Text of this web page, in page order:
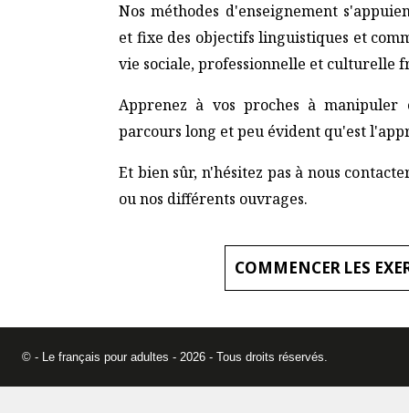
Nos méthodes d'enseignement
et fixe des objectifs linguistiques et
vie sociale, professionnelle et culturelle
Apprenez à vos proches à manipuler
parcours long et peu évident qu'est
Et bien sûr, n'hésitez pas à nous
ou nos différents ouvrages.
COMMENCER LES
© - Le français pour adultes - 2026 - Tous droits réservés.